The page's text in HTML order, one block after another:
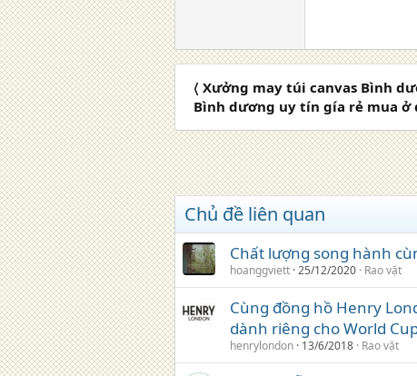
〈 Xưởng may túi canvas Bình
Bình dương uy tín gía rẻ mua ở
Chủ đề liên quan
Chất lượng song hành
hoanggviett 25/12/2020 Rao vặt
Cùng đồng hồ Henry
dành riêng cho World
henrylondon 13/6/2018 Rao vặt